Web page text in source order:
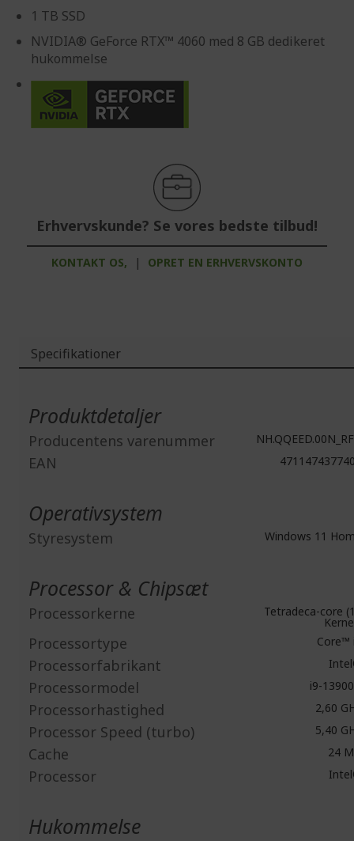
1 TB SSD
NVIDIA® GeForce RTX™ 4060 med 8 GB dedikeret
hukommelse
Erhvervskunde? Se vores bedste tilbud!
KONTAKT OS, | OPRET EN ERHVERVSKONTO
Specifikationer
Produktdetaljer
Producentens varenummer
EAN
Operativsystem
Styresystem Windows 11
Processor & Chipsæt
Processorkerne Tetradeca-core
Processortype Core™
Processorfabrikant
Processormodel i9-
Processorhastighed 2,60
Processor Speed (turbo) 5,40
Cache 24
Processor
Hukommelse